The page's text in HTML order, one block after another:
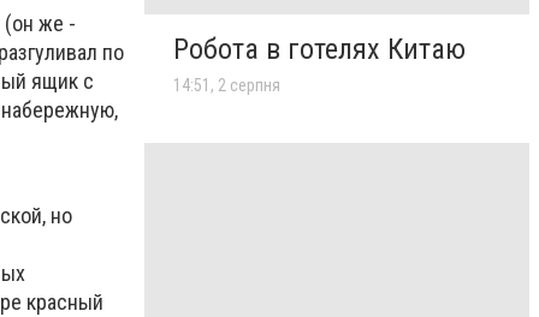
(он же -
по
ящик с
набережную,
но
красный
Робота в готелях Китаю
14:51, 2 серпня